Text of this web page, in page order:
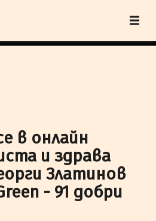
ползва cookies, за да осигурим по-
да подобрим Вашето преживяване.Научи
в онлайн
и здрава
Златинов
- 91 добри